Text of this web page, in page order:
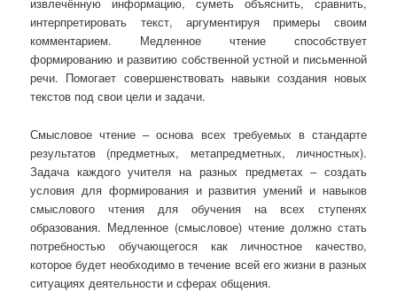
извлечённую информацию, суметь объяснить, сравнить,
интерпретировать текст, аргументируя примеры своим
комментарием. Медленное чтение способствует
формированию и развитию собственной устной и письменной
речи. Помогает совершенствовать навыки создания новых
текстов под свои цели и задачи.
Смысловое чтение – основа всех требуемых в стандарте
результатов (предметных, метапредметных, личностных).
Задача каждого учителя на разных предметах – создать
условия для формирования и развития умений и навыков
смыслового чтения для обучения на всех ступенях
образования. Медленное (смысловое) чтение должно стать
потребностью обучающегося как личностное качество,
которое будет необходимо в течение всей его жизни в разных
ситуациях деятельности и сферах общения.